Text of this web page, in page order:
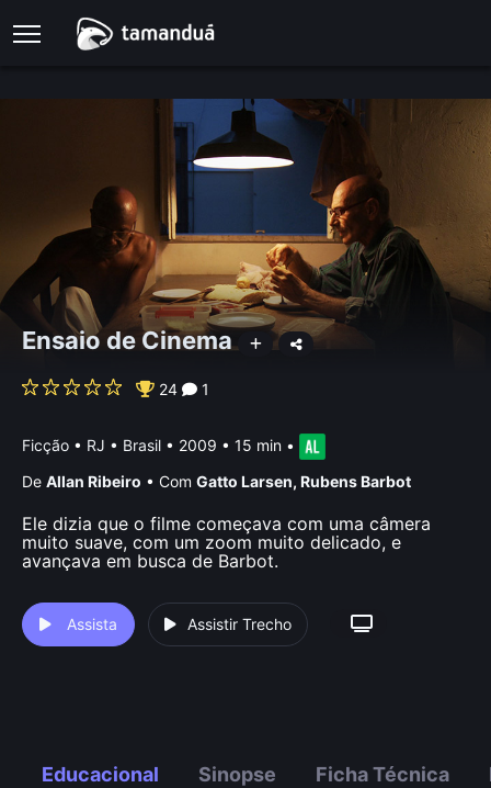
Ensaio de Cinema
24 1
Ficção • RJ • Brasil • 2009 • 15 min •
De Allan Ribeiro • Com Gatto Larsen, Rubens Barbot
Ele dizia que o filme começava com uma câmera
muito suave, com um zoom muito delicado, e
avançava em busca de Barbot.
Assista Assistir Trecho
Educacional Sinopse Ficha Técnica